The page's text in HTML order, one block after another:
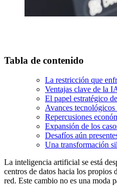
Tabla de contenido
La restricción que
Ventajas clave de la
El papel estratégico
Avances
Repercusiones
Expansión de los
Desafíos aún
Una transformación
La inteligencia artificial se está
centros de datos hacia los propios
red. Este cambio no es una moda